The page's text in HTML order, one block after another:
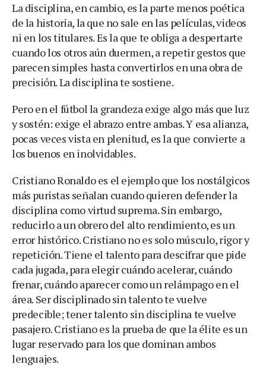
La disciplina, en cambio, es la parte menos poética
de la historia, la que no sale en las películas, videos
ni en los titulares. Es la que te obliga a despertarte
cuando los otros aún duermen, a repetir gestos que
parecen simples hasta convertirlos en una obra de
precisión. La disciplina te sostiene.
Pero en el fútbol la grandeza exige algo más que luz
y sostén: exige el abrazo entre ambas. Y esa alianza,
pocas veces vista en plenitud, es la que convierte a
los buenos en inolvidables.
Cristiano Ronaldo es el ejemplo que los nostálgicos
más puristas señalan cuando quieren defender la
disciplina como virtud suprema. Sin embargo,
reducirlo a un obrero del alto rendimiento, es un
error histórico. Cristiano no es solo músculo, rigor y
repetición. Tiene el talento para descifrar que pide
cada jugada, para elegir cuándo acelerar, cuándo
frenar, cuándo aparecer como un relámpago en el
área. Ser disciplinado sin talento te vuelve
predecible; tener talento sin disciplina te vuelve
pasajero. Cristiano es la prueba de que la élite es un
lugar reservado para los que dominan ambos
lenguajes.